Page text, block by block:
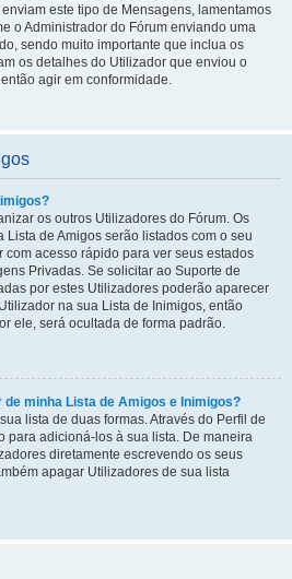
este tipo de Mensagens, lamentamos
o Administrador do Fórum enviando uma
sendo muito importante que inclua os
os detalhes do Utilizador que enviou o
agir em conformidade.
os outros Utilizadores do Fórum. Os
de Amigos serão listados com o seu
acesso rápido para ver seus estados
Privadas. Se solicitar ao Suporte de
por estes Utilizadores poderão aparecer
na sua Lista de Inimigos, então
ele, será ocultada de forma padrão.
minha Lista de Amigos e Inimigos?
lista de duas formas. Através do Perfil de
para adicioná-los à sua lista. De maneira
diretamente escrevendo os seus
apagar Utilizadores de sua lista